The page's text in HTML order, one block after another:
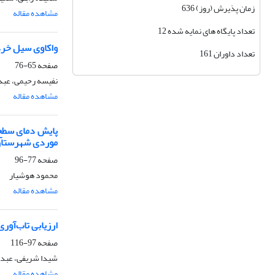
زمان پذیرش (روز) 636
تعداد پایگاه های نمایه شده 12
تعداد داوران 161
مشاهده مقاله
واکاوی سیل خرداد 1402 استان اردبیل با تاکید بر
صفحه65-76
نفیسه رحیمی،
مشاهده مقاله
پایش دمای
موردی
صفحه77-96
محمود هوشیار
مشاهده مقاله
ارزیابی
صفحه97-116
شیدا شریفی،